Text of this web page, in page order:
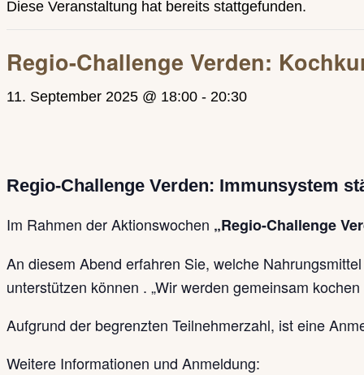
Diese Veranstaltung hat bereits stattgefunden.
Regio-Challenge Verden:
11. September 2025 @ 18:00 - 20:30
Regio-Challenge Verden: Immunsystem
Im Rahmen der Aktionswochen „Regio-Challenge
An diesem Abend erfahren Sie, welche
unterstützen können . „Wir werden gemeinsam
Aufgrund der begrenzten Teilnehmerzahl, ist eine
Weitere Informationen und Anmeldung: